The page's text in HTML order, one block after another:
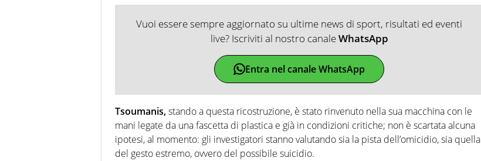
Vuoi essere sempre aggiornato su ultime news di sport, risultati ed eventi
live? Iscriviti al nostro canaleWhatsApp
Entra nel canale WhatsApp
Tsoumanis,stando a questa ricostruzione, è stato rinvenuto nella sua macchina con le
mani legate da una fascetta di plastica e già in condizioni critiche; non è scartata alcuna
ipotesi, al momento: gli investigatori stanno valutando sia la pista dell’omicidio, sia quella
del gesto estremo, ovvero del possibile suicidio.